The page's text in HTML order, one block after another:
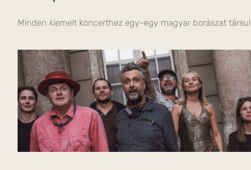
Minden kiemelt koncerthez egy-egy magyar borászat társul